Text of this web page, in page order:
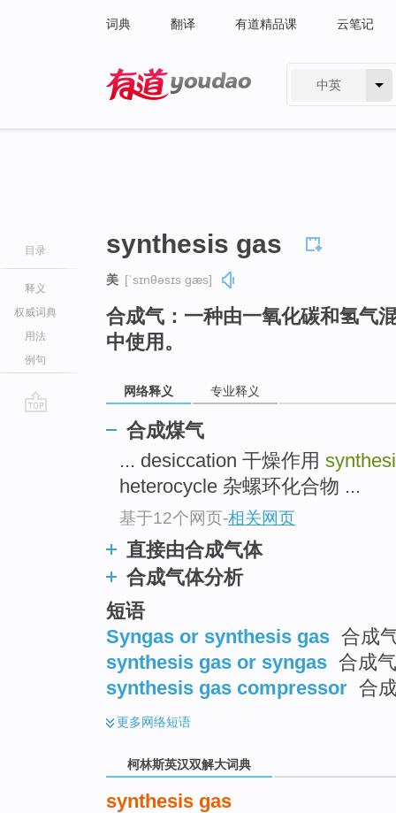
词典 翻译 有道精品课 云笔记
中英
目录
释义
权威词典
用法
例句
synthesis gas
美 [ˈsɪnθəsɪs ɡæs]
合成气：一种由一氧化碳和氢气
中使用。
网络释义 专业释义
合成煤气
... desiccation 干燥作用
heterocycle 杂螺环化合物 ...
基于12个网页-相关网页
直接由合成气体
合成气体分析
短语
Syngas or synthesis gas 合成
synthesis gas or syngas 合成气
synthesis gas compressor 合
更多网络短语
柯林斯英汉双解大词典
synthesis gas